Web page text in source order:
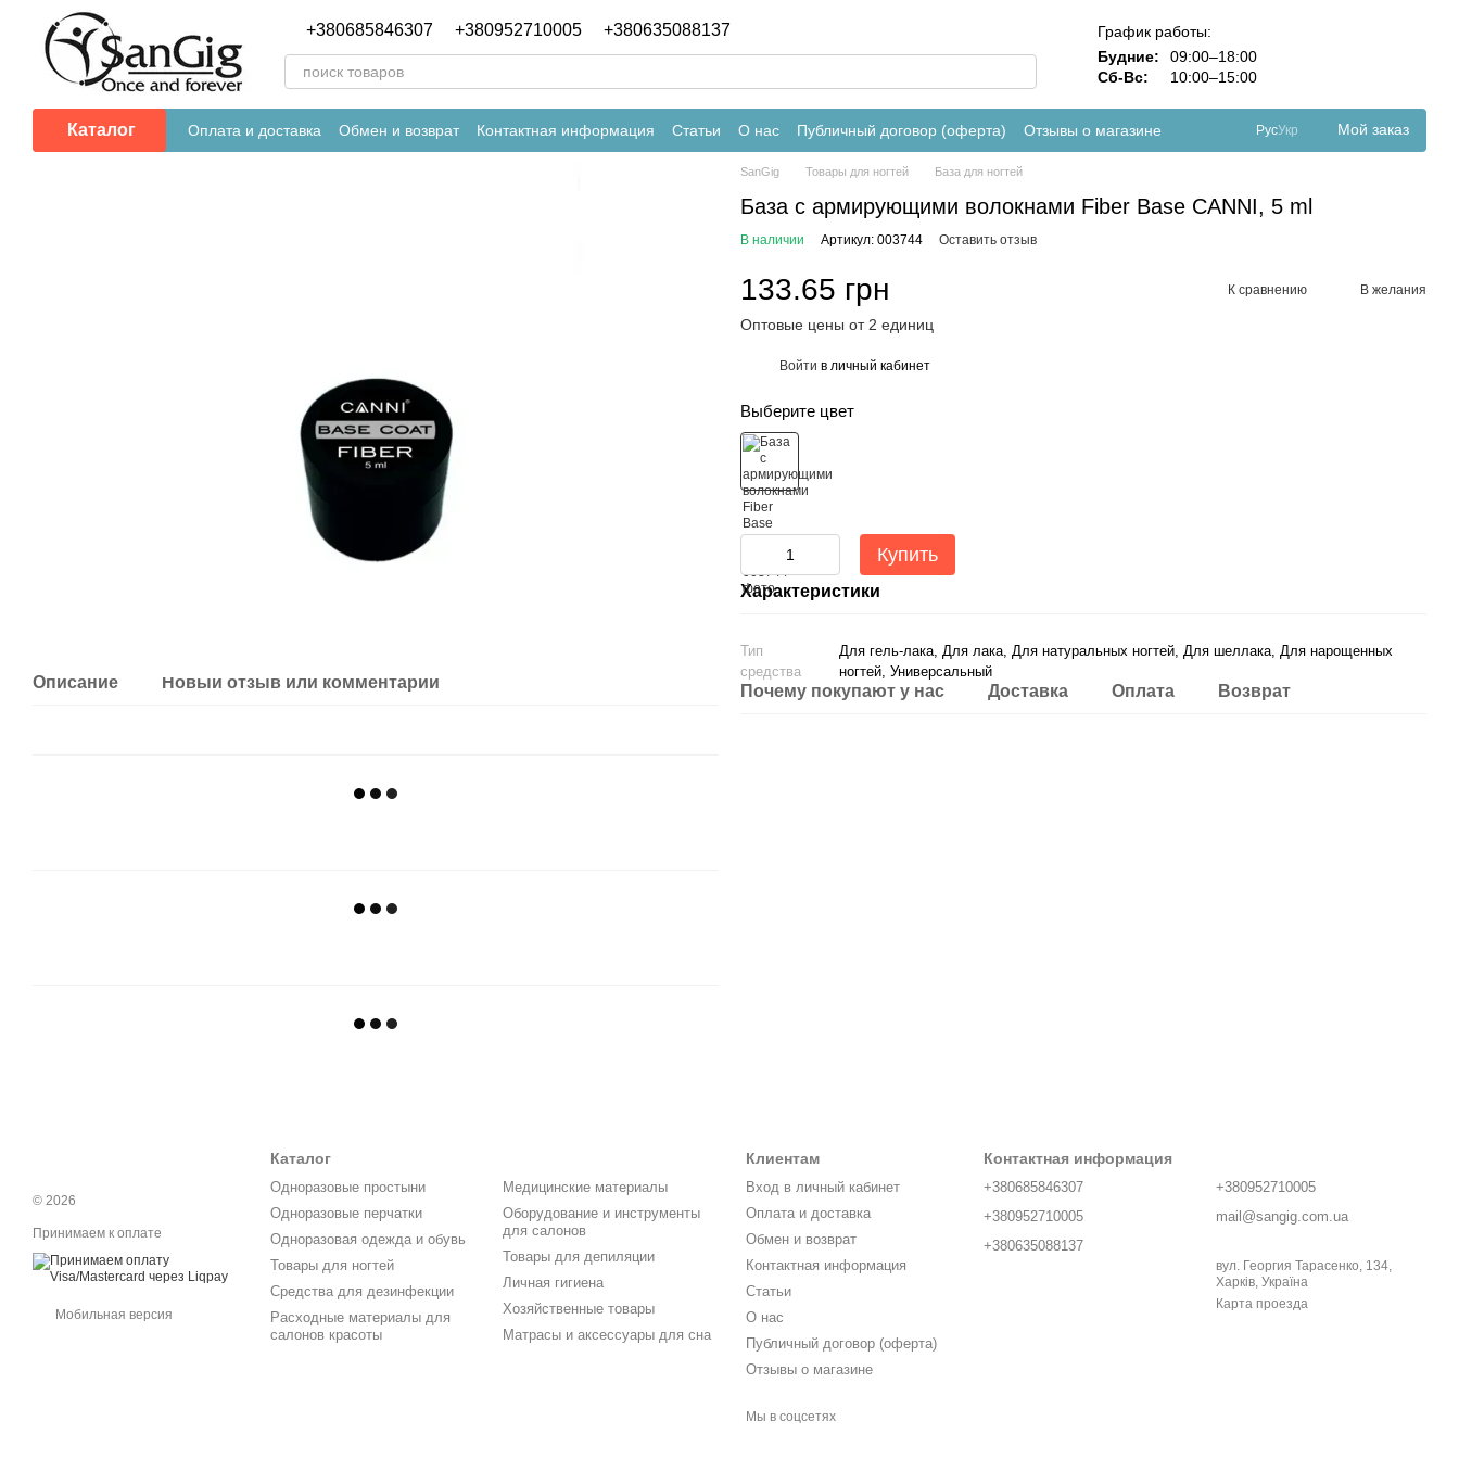
Перейти к основному контенту
+380685846307 +380952710005 +380635088137
График работы:
Будние:
09:00–18:00
Сб-Вс:
10:00–15:00
Каталог Оплата и доставка Обмен и возврат Контактная информация Статьи О нас Публичный договор (оферта) Отзывы о магазине РусУкр Мой заказ
Описание Новый отзыв или комментарий
SanGig Товары для ногтей База для ногтей
База с армирующими волокнами Fiber Base CANNI, 5 ml
В наличии Артикул: 003744 Оставить отзыв
133.65 грн К сравнению В желания
Оптовые цены от 2 единиц
Войти в личный кабинет
Выберите цвет
Купить
Характеристики
Тип
средства
Для гель-лака, Для лака, Для натуральных ногтей, Для шеллака, Для нарощенных
ногтей, Универсальный
Почему покупают у нас Доставка Оплата Возврат
© 2026
Принимаем к оплате
Мобильная версия
Каталог
Одноразовые простыни
Одноразовые перчатки
Одноразовая одежда и обувь
Товары для ногтей
Средства для дезинфекции
Расходные материалы для
салонов красоты
Медицинские материалы
Оборудование и инструменты
для салонов
Товары для депиляции
Личная гигиена
Хозяйственные товары
Матрасы и аксессуары для сна
Клиентам
Вход в личный кабинет
Оплата и доставка
Обмен и возврат
Контактная информация
Статьи
О нас
Публичный договор (оферта)
Отзывы о магазине
Мы в соцсетях
Контактная информация
+380685846307
+380952710005
+380635088137
+380952710005
mail@sangig.com.ua
вул. Георгия Тарасенко, 134,
Харків, Україна
Карта проезда